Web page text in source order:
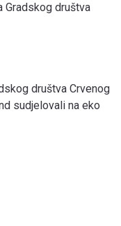
Gradskog društva
društva Crvenog
sudjelovali na eko